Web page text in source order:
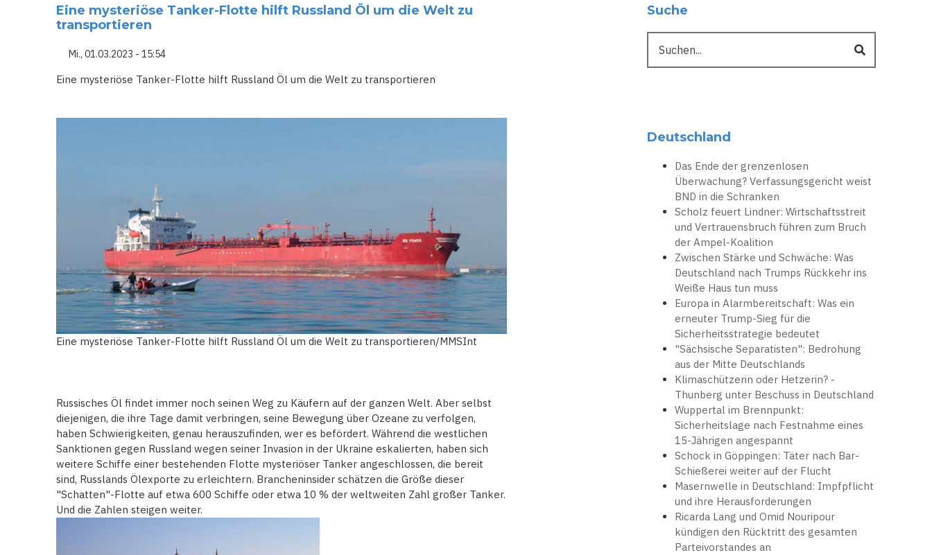
Eine mysteriöse Tanker-Flotte hilft Russland Öl um die Welt zu
transportieren
Mi., 01.03.2023 - 15:54
Eine mysteriöse Tanker-Flotte hilft Russland Öl um die Welt zu transportieren
Eine mysteriöse Tanker-Flotte hilft Russland Öl um die Welt zu transportieren/MMSInt
Russisches Öl findet immer noch seinen Weg zu Käufern auf der ganzen Welt. Aber selbst
diejenigen, die ihre Tage damit verbringen, seine Bewegung über Ozeane zu verfolgen,
haben Schwierigkeiten, genau herauszufinden, wer es befördert. Während die westlichen
Sanktionen gegen Russland wegen seiner Invasion in der Ukraine eskalierten, haben sich
weitere Schiffe einer bestehenden Flotte mysteriöser Tanker angeschlossen, die bereit
sind, Russlands Ölexporte zu erleichtern. Brancheninsider schätzen die Größe dieser
"Schatten"-Flotte auf etwa 600 Schiffe oder etwa 10 % der weltweiten Zahl großer Tanker.
Und die Zahlen steigen weiter.
Suche
Deutschland
Das Ende der grenzenlosen
Überwachung? Verfassungsgericht weist
BND in die Schranken
Scholz feuert Lindner: Wirtschaftsstreit
und Vertrauensbruch führen zum Bruch
der Ampel-Koalition
Zwischen Stärke und Schwäche: Was
Deutschland nach Trumps Rückkehr ins
Weiße Haus tun muss
Europa in Alarmbereitschaft: Was ein
erneuter Trump-Sieg für die
Sicherheitsstrategie bedeutet
"Sächsische Separatisten": Bedrohung
aus der Mitte Deutschlands
Klimaschützerin oder Hetzerin? -
Thunberg unter Beschuss in Deutschland
Wuppertal im Brennpunkt:
Sicherheitslage nach Festnahme eines
15-Jährigen angespannt
Schock in Göppingen: Täter nach Bar-
Schießerei weiter auf der Flucht
Masernwelle in Deutschland: Impfpflicht
und ihre Herausforderungen
Ricarda Lang und Omid Nouripour
kündigen den Rücktritt des gesamten
Parteivorstandes an